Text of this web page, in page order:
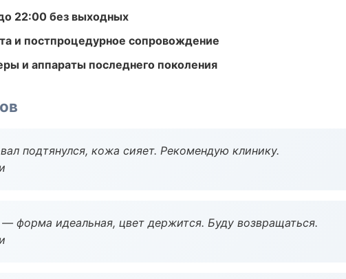
22:00 без выходных
и постпроцедурное сопровождение
и аппараты последнего поколения
подтянулся, кожа сияет. Рекомендую клинику.
форма идеальная, цвет держится. Буду возвращаться.